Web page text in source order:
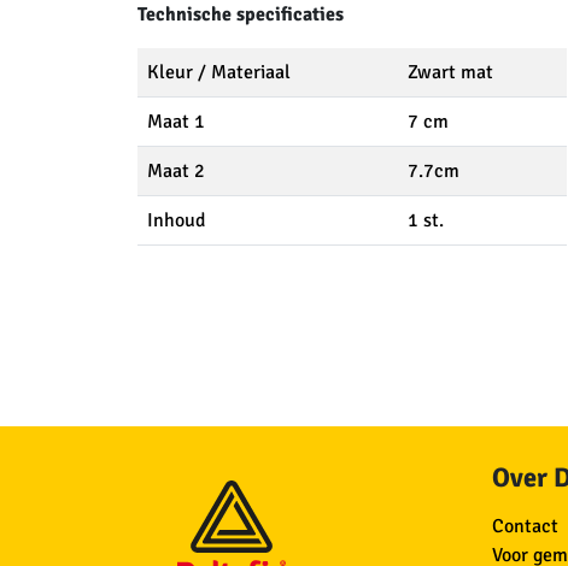
Technische specificaties
Kleur / Materiaal Zwart mat
Maat 1 7 cm
Maat 2 7.7cm
Inhoud 1 st.
Over
Contact
Voor